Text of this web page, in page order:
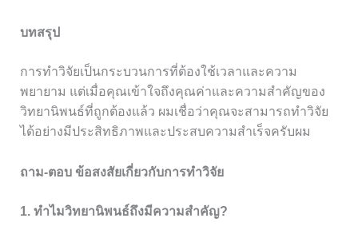
บทสรุป
การทำวิจัยเป็นกระบวนการที่ต้องใช้เวลาและความ
พยายาม แต่เมื่อคุณเข้าใจถึงคุณค่าและความสำคัญของ
วิทยานิพนธ์ที่ถูกต้องแล้ว ผมเชื่อว่าคุณจะสามารถทำวิจัย
ได้อย่างมีประสิทธิภาพและประสบความสำเร็จครับผม
ถาม-ตอบ ข้อสงสัยเกี่ยวกับการทำวิจัย
1. ทำไมวิทยานิพนธ์ถึงมีความสำคัญ?